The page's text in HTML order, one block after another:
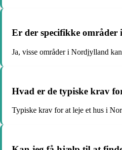
Er der specifikke områder
Ja, visse områder i Nordjylland
Hvad er de typiske krav
Typiske krav for at leje et hus i